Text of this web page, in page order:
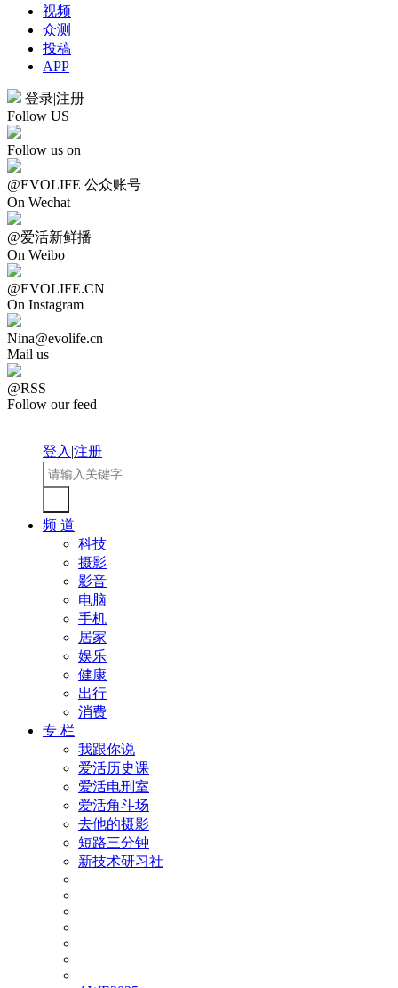
视频
众测
投稿
APP
登录|注册
Follow US
Follow us on
@EVOLIFE 公众账号
On Wechat
@爱活新鲜播
On Weibo
@EVOLIFE.CN
On Instagram
Nina@evolife.cn
Mail us
@RSS
Follow our feed
登入|注册
频 道
科技
摄影
影音
电脑
手机
居家
娱乐
健康
出行
消费
专 栏
我跟你说
爱活历史课
爱活电刑室
爱活角斗场
去他的摄影
短路三分钟
新技术研习社